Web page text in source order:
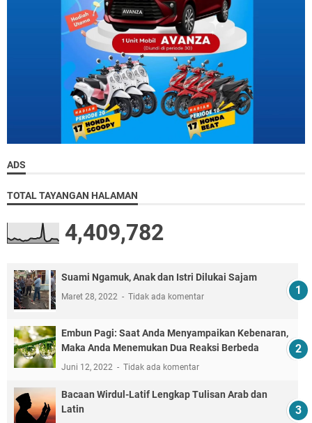
ADS
TOTAL TAYANGAN HALAMAN
4,409,782
Suami Ngamuk, Anak dan Istri Dilukai Sajam
Maret 28, 2022 Tidak ada komentar
Embun Pagi: Saat Anda Menyampaikan Kebenaran,
Maka Anda Menemukan Dua Reaksi Berbeda
Juni 12, 2022 Tidak ada komentar
Bacaan Wirdul-Latif Lengkap Tulisan Arab dan
Latin